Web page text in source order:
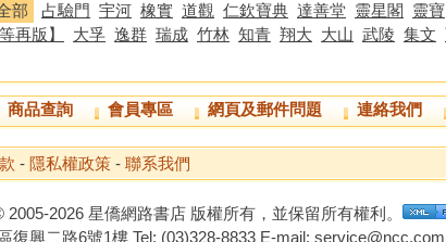
部 占驗門 宇河 橡實 道觀 仁欽寶典 達善堂 靈星閣 靈寶
再版】
大孚 逸群 瑞成 竹林 知青 翔大 大山 武陵 集文
商品查詢 會員專區 網頁及郵件問題 連絡我們
- 隱私權政策 - 聯系我們
2005-2026 星僑網路書店 版權所有，並保留所有權利。
復興二路6號1樓 Tel: (03)328-8833 E-mail: